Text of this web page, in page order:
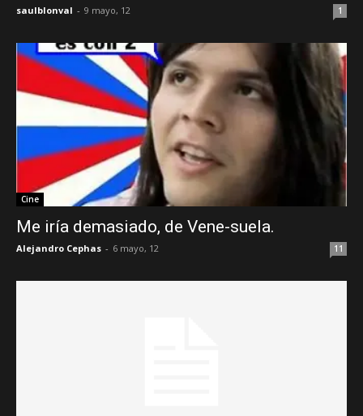
saulblonval - 9 mayo, 12 1
Cine
Me iría demasiado, de Vene-suela.
Alejandro Cephas - 6 mayo, 12 11